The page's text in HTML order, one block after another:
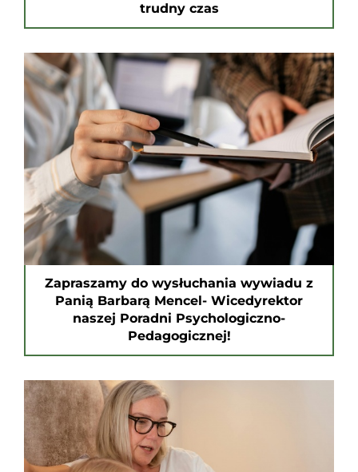
trudny czas
Zapraszamy do wysłuchania wywiadu z
Panią Barbarą Mencel- Wicedyrektor
naszej Poradni Psychologiczno-
Pedagogicznej!